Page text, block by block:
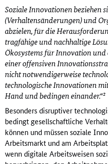
Soziale Innovationen beziehen
(Verhaltensänderungen) und
abzielen, für die
tragfähige und nachhaltige
Ökosystems für Innovation
einer offensiven
nicht notwendigerweise
technologische Innovationen
Hand und bedingen einander.“²
Besonders disruptiver
bedingt gesellschaftliche
können und müssen soziale
Arbeitsmarkt und am
wenn digitale Arbeitsweisen